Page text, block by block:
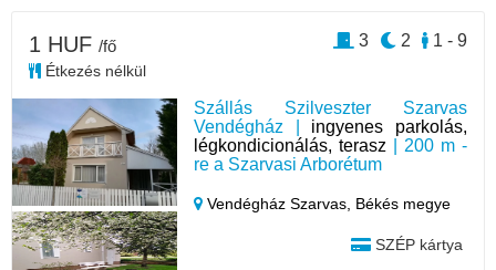
Szállás Szilveszter Szarvas
Vendégház | ingyenes parkolás,
légkondicionálás, terasz | 200 m -
re a Szarvasi Arborétum
Vendégház Szarvas, Békés megye
SZÉP kártya
1 HUF /fő
Étkezés nélkül
1 - 9
2
3